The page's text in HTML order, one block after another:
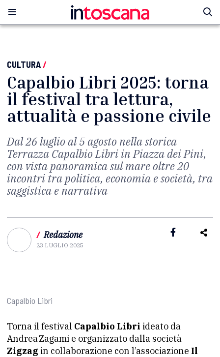
CULTURA/
Capalbio Libri 2025: torna
il festival tra lettura,
attualità e passione civile
Dal 26 luglio al 5 agosto nella storica
Terrazza Capalbio Libri in Piazza dei Pini,
con vista panoramica sul mare oltre 20
incontri tra politica, economia e società, tra
saggistica e narrativa
/ Redazione
23 LUGLIO 2025
Capalbio Libri
Torna il festival Capalbio Libri ideato da
Andrea Zagami e organizzato dalla società
Zigzag in collaborazione con l’associazione Il